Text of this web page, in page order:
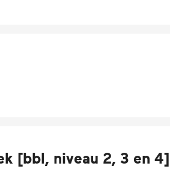
[bbl, niveau 2, 3 en 4]